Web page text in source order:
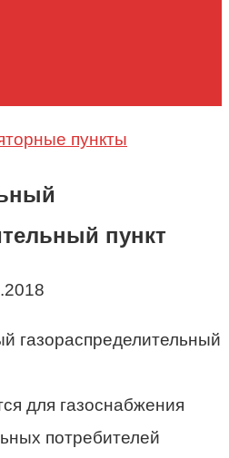
пункты
пункт
для газоснабжения
потребителей